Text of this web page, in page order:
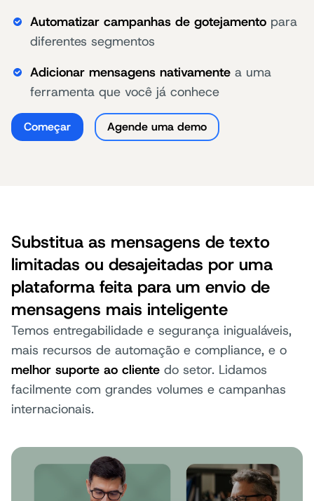
Automatizar campanhas de gotejamento para
diferentes segmentos
Adicionar mensagens nativamente a uma
ferramenta que você já conhece
Começar Agende uma demo
Substitua as mensagens de texto
limitadas ou desajeitadas por uma
plataforma feita para um envio de
mensagens mais inteligente
Temos entregabilidade e segurança inigualáveis,
mais recursos de automação e compliance, e o
melhor suporte ao cliente do setor. Lidamos
facilmente com grandes volumes e campanhas
internacionais.